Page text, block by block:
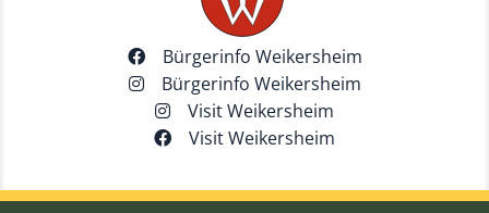
Bürgerinfo Weikersheim
Bürgerinfo Weikersheim
Visit Weikersheim
Visit Weikersheim